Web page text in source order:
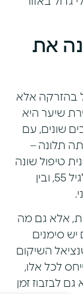
את
בהזרקה אלא
שיער היא
שונים, עם
תלונה –
טיפול שונה
לגמרי בין מטופל למטופלת, בין גיל 30 לגיל 55, ובין
אלא גם מה
סימנים
השיקום
לכל אלו,
לבזבוז זמן